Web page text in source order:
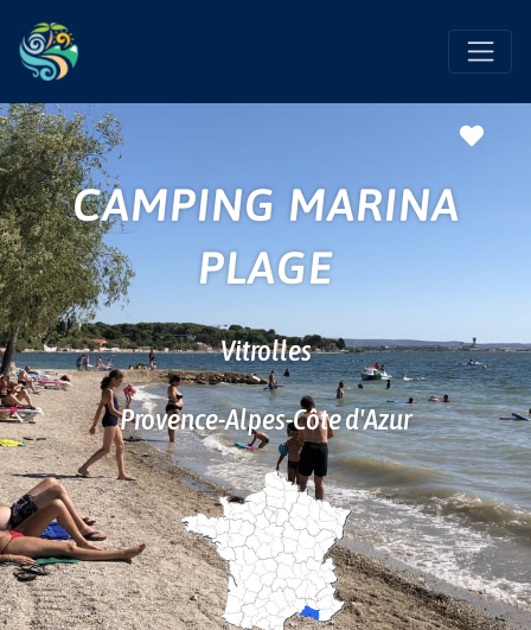
CAMPING MARINA
PLAGE
Vitrolles
Provence-Alpes-Côte d'Azur